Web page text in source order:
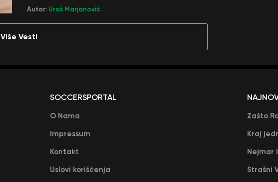
Autor: Uroš Marjanović
Više Vesti
SOCCERSPORTAL
O Nama
Impressum
Kontakt
Uslovi korišćenja